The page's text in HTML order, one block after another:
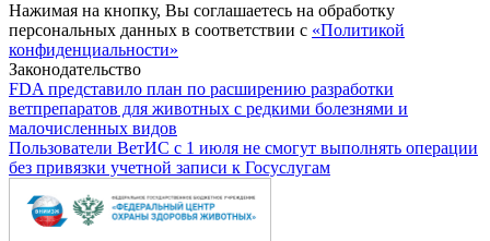
Нажимая на кнопку, Вы соглашаетесь на обработку
персональных данных в соответствии с «Политикой
конфиденциальности»
Законодательство
FDA представило план по расширению разработки
ветпрепаратов для животных с редкими болезнями и
малочисленных видов
Пользователи ВетИС с 1 июля не смогут выполнять операции
без привязки учетной записи к Госуслугам